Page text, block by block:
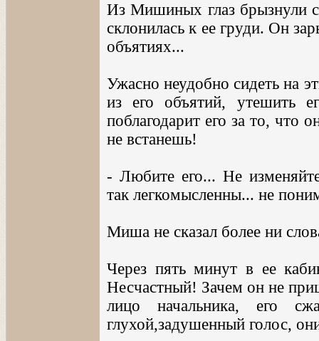
Из Мишиных глаз брызнули
склонилась к ее груди. Он
объятиях...
Ужасно неудобно сидеть на
из его объятий, утешить
поблагодарит его за то, что
не встанешь!
- Любите его... Не
так легкомысленны... не
Миша не сказал более ни
Через пять минут в ее
Несчастный! Зачем он не
лицо начальника, его
глухой,задушенный голос,